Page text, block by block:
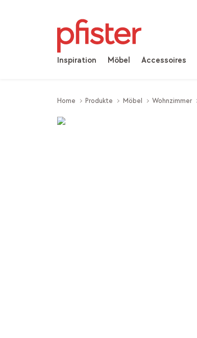
Inspiration Möbel Accessoires
Home Produkte Möbel Wohnzimmer